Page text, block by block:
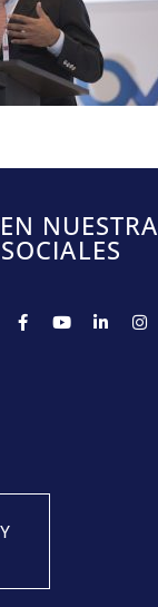
SOCIALES